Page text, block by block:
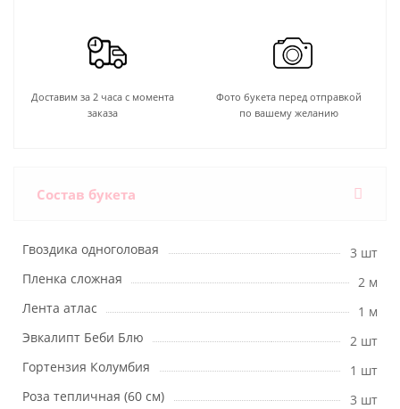
Доставим за 2 часа с момента
заказа
Фото букета перед отправкой
по вашему желанию
Состав букета
Гвоздика одноголовая
3 шт
Пленка сложная
2 м
Лента атлас
1 м
Эвкалипт Беби Блю
2 шт
Гортензия Колумбия
1 шт
Роза тепличная (60 см)
3 шт